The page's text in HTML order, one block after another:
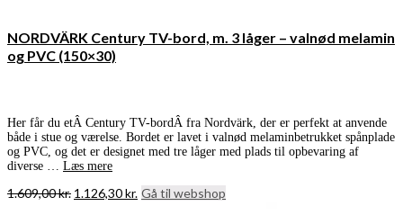
NORDVÄRK Century TV-bord, m. 3 låger – valnød melamin
og PVC (150×30)
Her får du etÂ Century TV-bordÂ fra Nordvärk, der er perfekt at anvende
både i stue og værelse. Bordet er lavet i valnød melaminbetrukket spånplade
og PVC, og det er designet med tre låger med plads til opbevaring af
diverse … Læs mere
1.609,00kr. Den
1.126,30kr. Den
Gå til webshop